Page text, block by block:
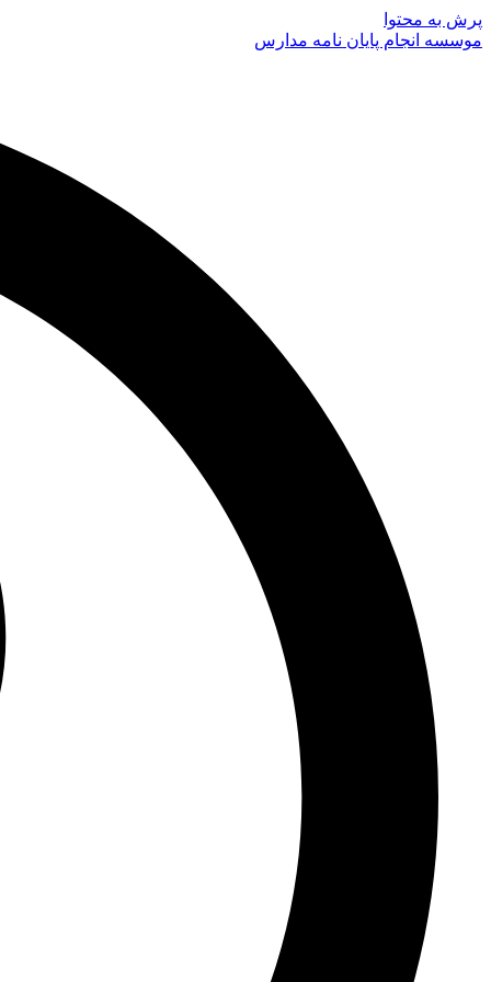
پرش به محتوا
موسسه انجام پایان نامه مدارس